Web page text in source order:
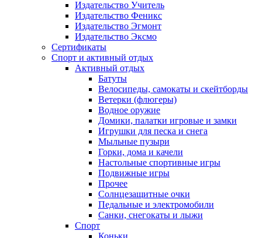
Издательство Учитель
Издательство Феникс
Издательство Эгмонт
Издательство Эксмо
Сертификаты
Спорт и активный отдых
Активный отдых
Батуты
Велосипеды, самокаты и скейтборды
Ветерки (флюгеры)
Водное оружие
Домики, палатки игровые и замки
Игрушки для песка и снега
Мыльные пузыри
Горки, дома и качели
Настольные спортивные игры
Подвижные игры
Прочее
Солнцезащитные очки
Педальные и электромобили
Санки, снегокаты и лыжи
Спорт
Коньки